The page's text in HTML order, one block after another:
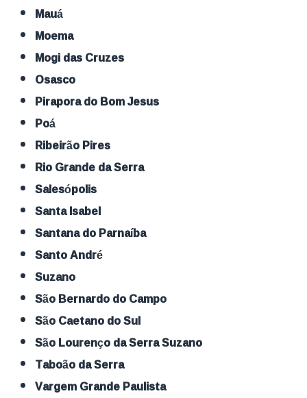
Mauá
Moema
Mogi das Cruzes
Osasco
Pirapora do Bom Jesus
Poá
Ribeirão Pires
Rio Grande da Serra
Salesópolis
Santa Isabel
Santana do Parnaíba
Santo André
Suzano
São Bernardo do Campo
São Caetano do Sul
São Lourenço da Serra Suzano
Taboão da Serra
Vargem Grande Paulista